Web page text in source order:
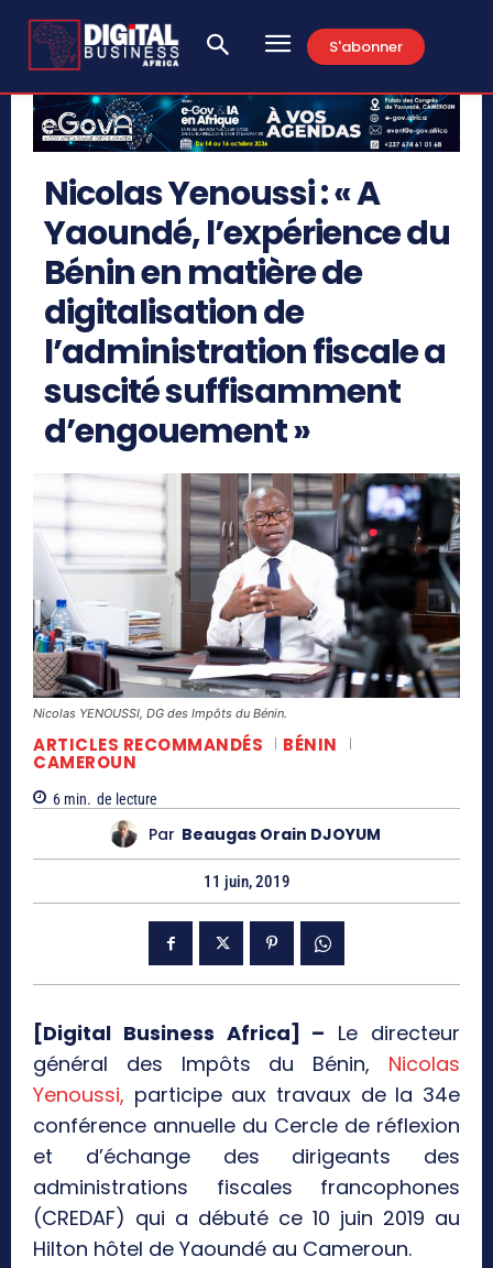
S'abonner
Nicolas Yenoussi : « A
Yaoundé, l’expérience du
Bénin en matière de
digitalisation de
l’administration fiscale a
suscité suffisamment
d’engouement »
Nicolas YENOUSSI, DG des Impôts du Bénin.
ARTICLES RECOMMANDÉS BÉNIN
CAMEROUN
6 min. de lecture
Par Beaugas Orain DJOYUM
11 juin, 2019
[Digital Business Africa] – Le directeur
général des Impôts du Bénin, Nicolas
Yenoussi, participe aux travaux de la 34e
conférence annuelle du Cercle de réflexion
et d’échange des dirigeants des
administrations fiscales francophones
(CREDAF) qui a débuté ce 10 juin 2019 au
Hilton hôtel de Yaoundé au Cameroun.